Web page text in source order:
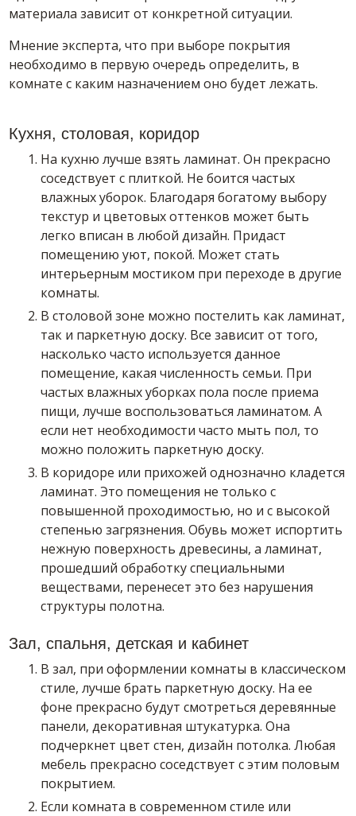
материала зависит от конкретной ситуации.
Мнение эксперта, что при выборе покрытия
необходимо в первую очередь определить, в
комнате с каким назначением оно будет лежать.
Кухня, столовая, коридор
На кухню лучше взять ламинат. Он прекрасно
соседствует с плиткой. Не боится частых
влажных уборок. Благодаря богатому выбору
текстур и цветовых оттенков может быть
легко вписан в любой дизайн. Придаст
помещению уют, покой. Может стать
интерьерным мостиком при переходе в другие
комнаты.
В столовой зоне можно постелить как ламинат,
так и паркетную доску. Все зависит от того,
насколько часто используется данное
помещение, какая численность семьи. При
частых влажных уборках пола после приема
пищи, лучше воспользоваться ламинатом. А
если нет необходимости часто мыть пол, то
можно положить паркетную доску.
В коридоре или прихожей однозначно кладется
ламинат. Это помещения не только с
повышенной проходимостью, но и с высокой
степенью загрязнения. Обувь может испортить
нежную поверхность древесины, а ламинат,
прошедший обработку специальными
веществами, перенесет это без нарушения
структуры полотна.
Зал, спальня, детская и кабинет
В зал, при оформлении комнаты в классическом
стиле, лучше брать паркетную доску. На ее
фоне прекрасно будут смотреться деревянные
панели, декоративная штукатурка. Она
подчеркнет цвет стен, дизайн потолка. Любая
мебель прекрасно соседствует с этим половым
покрытием.
Если комната в современном стиле или